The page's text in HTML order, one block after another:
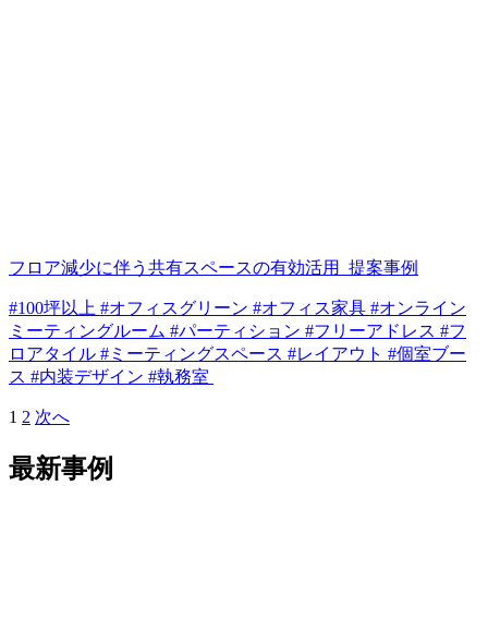
フロア減少に伴う共有スペースの有効活用_提案事例
#100坪以上 #オフィスグリーン #オフィス家具 #オンライン
ミーティングルーム #パーティション #フリーアドレス #フ
ロアタイル #ミーティングスペース #レイアウト #個室ブー
ス #内装デザイン #執務室
1 2 次へ
最新事例